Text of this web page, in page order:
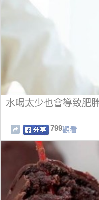
水喝太少也會導致肥
799觀看